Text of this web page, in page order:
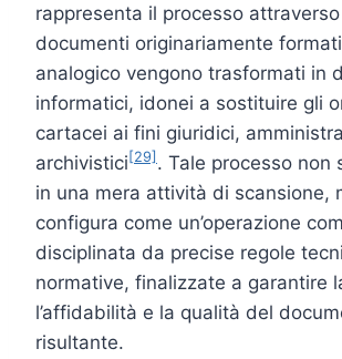
rappresenta il processo
documenti originariamente
analogico vengono trasformati in
informatici, idonei a sostituire gli
cartacei ai fini giuridici,
archivistici [29] . Tale processo non
in una mera attività di scansione,
configura come un’operazione
disciplinata da precise regole
normative, finalizzate a garantire
l’affidabilità e la qualità del
risultante.